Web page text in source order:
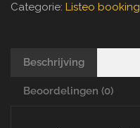
Categorie: Listeo booking
Beschrijving
Beoordelingen (0)